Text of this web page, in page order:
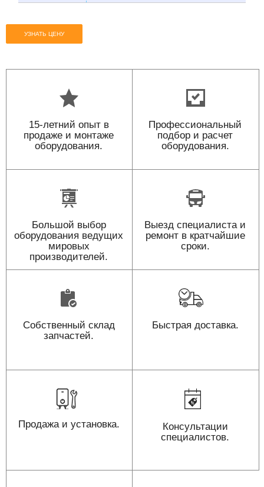
УЗНАТЬ ЦЕНУ
15-летний опыт в
продаже и монтаже
оборудования.
Профессиональный
подбор и расчет
оборудования.
Большой выбор
оборудования ведущих
мировых
производителей.
Выезд специалиста и
ремонт в кратчайшие
сроки.
Собственный склад
запчастей.
Быстрая доставка.
Продажа и установка.
Консультации
специалистов.